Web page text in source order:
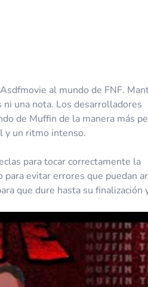
al mundo de FNF.
una nota. Los desarrolladores
de Muffin de la manera más
y un ritmo intenso.
para tocar correctamente la
para evitar errores que puedan
que dure hasta su finalización